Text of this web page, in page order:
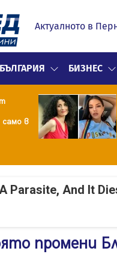
Актуалното в
БЪЛГАРИЯ БИЗНЕС
в
Parasite, And It
промени